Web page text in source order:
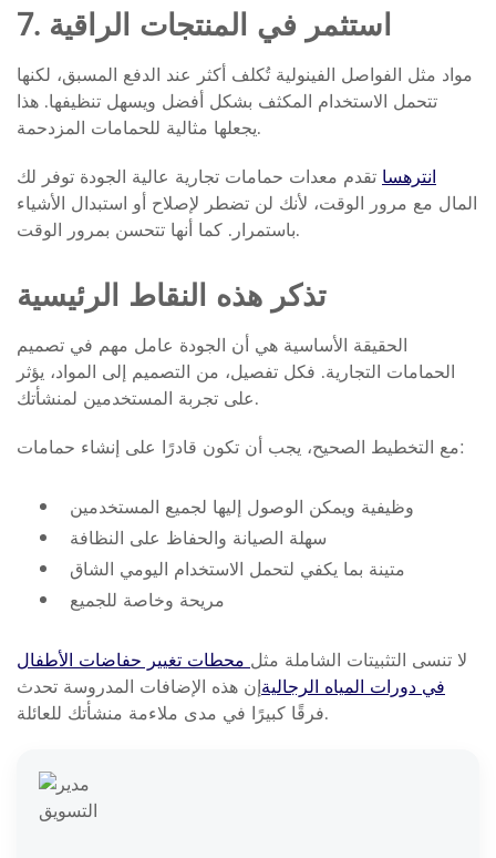
7. استثمر في المنتجات الراقية
مواد مثل الفواصل الفينولية تُكلف أكثر عند الدفع المسبق، لكنها
تتحمل الاستخدام المكثف بشكل أفضل ويسهل تنظيفها. هذا
يجعلها مثالية للحمامات المزدحمة.
انترهساتقدم معدات حمامات تجارية عالية الجودة توفر لك
المال مع مرور الوقت، لأنك لن تضطر لإصلاح أو استبدال الأشياء
باستمرار. كما أنها تتحسن بمرور الوقت.
تذكر هذه النقاط الرئيسية
الحقيقة الأساسية هي أن الجودة عامل مهم في تصميم
الحمامات التجارية. فكل تفصيل، من التصميم إلى المواد، يؤثر
على تجربة المستخدمين لمنشأتك.
مع التخطيط الصحيح، يجب أن تكون قادرًا على إنشاء حمامات:
وظيفية ويمكن الوصول إليها لجميع المستخدمين
سهلة الصيانة والحفاظ على النظافة
متينة بما يكفي لتحمل الاستخدام اليومي الشاق
مريحة وخاصة للجميع
لا تنسى التثبيتات الشاملة مثلمحطات تغيير حفاضات الأطفال
في دورات المياه الرجاليةإن هذه الإضافات المدروسة تحدث
فرقًا كبيرًا في مدى ملاءمة منشأتك للعائلة.